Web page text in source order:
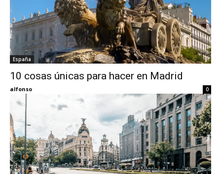
My
España
10 cosas únicas para hacer en Madrid
alfonso 0